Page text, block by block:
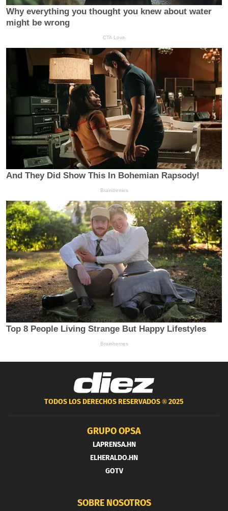
TODOS LOS DERECHOS RESERVADOS ®2025
GRUPO OPSA
LAPRENSA.HN
ELHERALDO.HN
GOTV
SOBRE NOSOTROS